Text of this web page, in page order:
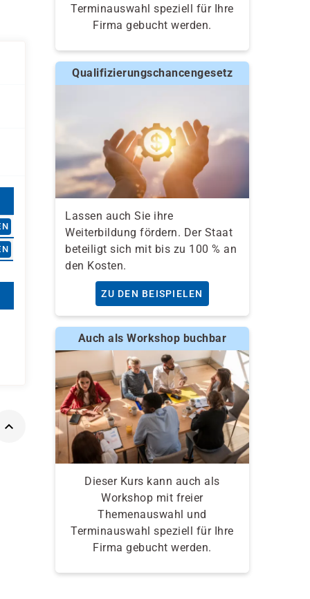
Terminauswahl speziell für Ihre
Firma gebucht werden.
Qualifizierungschancengesetz
Lassen auch Sie ihre
Weiterbildung fördern. Der Staat
beteiligt sich mit bis zu 100 % an
den Kosten.
ZU DEN BEISPIELEN
Auch als Workshop buchbar
Dieser Kurs kann auch als
Workshop mit freier
Themenauswahl und
Terminauswahl speziell für Ihre
Firma gebucht werden.